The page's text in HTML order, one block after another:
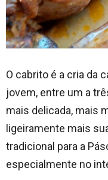
O cabrito é a cria da
jovem, entre um a
mais delicada, mais
ligeiramente mais
tradicional para a
especialmente no